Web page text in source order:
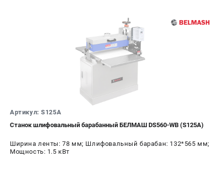
8 (812) 317-66-20
Режим работы колл-центра:
пн-пт - с 9:00 до 18:00
сб - с 10:00 до 16:00
вс - выходной
zakaz@belmash-market.ru
Артикул: S125A
Станок шлифовальный барабанный БЕЛМАШ DS560-WB (S125A)
Ширина ленты: 78 мм; Шлифовальный барабан: 132*565 мм;
Мощность: 1.5 кВт